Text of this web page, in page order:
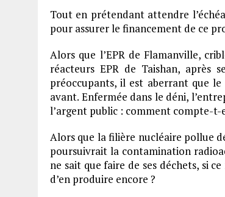
Tout en prétendant attendre
pour assurer le financement de ce
Alors que l’EPR de Flamanville,
réacteurs EPR de Taishan, après
préoccupants, il est aberrant que
avant. Enfermée dans le déni,
l’argent public : comment compte-t-
Alors que la filière nucléaire pollue
poursuivrait la contamination
ne sait que faire de ses déchets, si
d’en produire encore ?